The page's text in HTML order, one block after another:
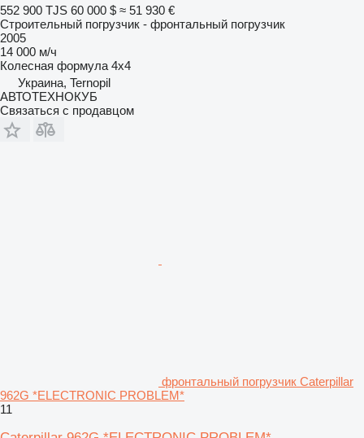
552 900 TJS 60 000 $ ≈ 51 930 €
Строительный погрузчик - фронтальный погрузчик
2005
14 000 м/ч
Колесная формула 4x4
Украина, Ternopil
АВТОТЕХНОКУБ
Связаться с продавцом
фронтальный погрузчик Caterpillar
962G *ELECTRONIC PROBLEM*
11